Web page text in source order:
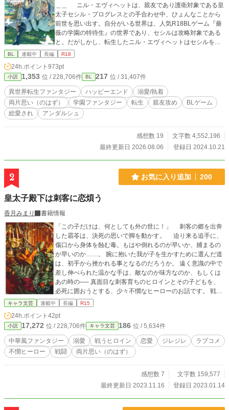
＿＿ ニル・エヴィヘットは、親友であり護衛対象である皇
太子セシル・プログレスとの手合わせ中、ひょんなことから
前世を思い出す。自分がいる世界は、人気R18BLゲーム『薔
薇の学園の特待生』の世界であり、セシルは攻略対象である
と。だがしかし、転生したニル・エヴィヘットはセシルを守
って死ぬ運命をたどる、番外ストーリーのキャラ。 記憶を思
か、セシルも自分も生き残りたい。そう思い行動するのだ
が、どうもうまくいかないニル。 また、親友であるセシルは
前世の推しであり、淡い恋心も抱いてしまう。対してセシル
はニルのことを”親友”だと断言する。 そうしているうちに、
運命の日を迎え襲撃にある二人。ニルは物語通りセシルを庇
って致命傷を負う。 「……よかった、君が、無事で」 そうし
ぜか、次に目を覚ましたときには、セシルの部屋に軟禁され
ァンタジー ※学園生活に入るまでが少し長いですが、学園
異世界ファンタジーです ※18歳で成人を迎える世界のお話で
す。物語中に18歳になります ※◆印の所はR18描写が入って
め以外からの凌辱あります。メインCPは愛し合ってますが、
CPは固定です ※第１～５部までの学園編は終了いたしました
※第６～８部の大人編終了いたしました ※番外編『我が子に
愛を込めて』終了いたしました ※現在、番外編『新たな時代
を切り拓く一歩』を更新中
BL 連載中 長編 R18
24h.ポイント 973pt
小説 1,353 位 / 228,706件 BL 217 位 / 31,407件
異世界転生ファンタジー ハッピーエンド
溺愛/執着
両片思い（のはず）
学園ファンタジー 転生 親友攻め
BLゲーム
総愛され
アンダルシュ
感想数 19
文字数 4,552,196
最終更新日 2026.08.06
登録日 2024.10.21
2 お気に入り追加 200
皇太子殿下は刺客に恋煩う
香月みまり
書籍情報
「この子だけは、何としても外の世に！」 刺客の郷を出奔
した霜苓は、決死の思いで脚を動かす。 迫り来る追手に、
傷口から身体を蝕む毒。もはや倒れるのが早いか、捕まるの
が早いのか……。 腕に抱いた我が子を生かすために選んだ道
は、初手から挫かれる事となるのだろうか。 遠く意識の中で
差し伸べられた温かな手は、敵なのか味方なのか、もしくは
あの時の── 真面目な刺客育ちのヒロインとその子どもを、
必死に囲おうとする、少々不憫なヒーローのお話です。 戦闘
シーン、過激表現がどの程度になるか分からないのでR18で
キャラ文芸 連載中 長編 R15
24h.ポイント 42pt
小説 17,272 位 / 228,706件 キャラ文芸 186 位 / 5,634件
中華風ファンタジー 溺愛 戦うヒロイン 恋愛 ジレジレ
ラブコメ
不憫ヒーロー
戦闘 両片思い（のはず）
感想数 7
文字数 159,577
最終更新日 2023.11.16
登録日 2023.01.14